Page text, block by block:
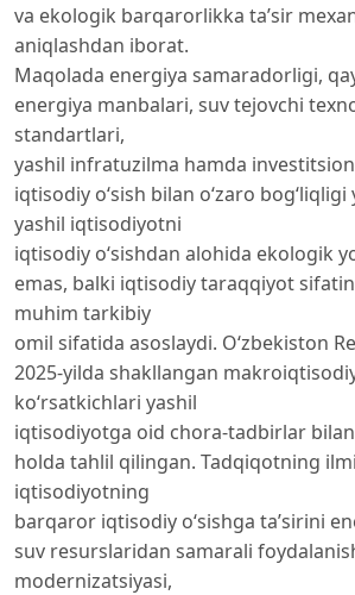
va ekologik barqarorlikka ta’sir
aniqlashdan iborat.
Maqolada energiya samaradorligi,
energiya manbalari, suv tejovchi
standartlari,
yashil infratuzilma hamda
iqtisodiy o‘sish bilan o‘zaro
yashil iqtisodiyotni
iqtisodiy o‘sishdan alohida ekologik
emas, balki iqtisodiy taraqqiyot
muhim tarkibiy
omil sifatida asoslaydi. O‘zbekiston
2025-yilda shakllangan
ko‘rsatkichlari yashil
iqtisodiyotga oid chora-tadbirlar bilan
holda tahlil qilingan. Tadqiqotning
iqtisodiyotning
barqaror iqtisodiy o‘sishga ta’sirini
suv resurslaridan samarali
modernizatsiyasi,